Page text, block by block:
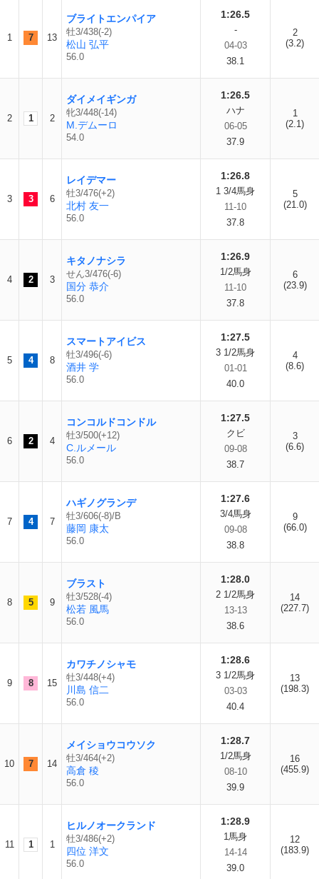
1 7 13
ブライトエンパイア
牡3/438(-2)
松山 弘平
56.0
1:26.5
-
04-03
38.1
2
(3.2)
2 1 2
ダイメイギンガ
牝3/448(-14)
M.デムーロ
54.0
1:26.5
ハナ
06-05
37.9
1
(2.1)
3 3 6
レイデマー
牡3/476(+2)
北村 友一
56.0
1:26.8
1 3/4馬身
11-10
37.8
5
(21.0)
4 2 3
キタノナシラ
せん3/476(-6)
国分 恭介
56.0
1:26.9
1/2馬身
11-10
37.8
6
(23.9)
5 4 8
スマートアイビス
牡3/496(-6)
酒井 学
56.0
1:27.5
3 1/2馬身
01-01
40.0
4
(8.6)
6 2 4
コンコルドコンドル
牡3/500(+12)
C.ルメール
56.0
1:27.5
クビ
09-08
38.7
3
(6.6)
7 4 7
ハギノグランデ
牡3/606(-8)/B
藤岡 康太
56.0
1:27.6
3/4馬身
09-08
38.8
9
(66.0)
8 5 9
ブラスト
牡3/528(-4)
松若 風馬
56.0
1:28.0
2 1/2馬身
13-13
38.6
14
(227.7)
9 8 15
カワチノシャモ
牡3/448(+4)
川島 信二
56.0
1:28.6
3 1/2馬身
03-03
40.4
13
(198.3)
10 7 14
メイショウコウソク
牡3/464(+2)
高倉 稜
56.0
1:28.7
1/2馬身
08-10
39.9
16
(455.9)
11 1 1
ヒルノオークランド
牡3/486(+2)
四位 洋文
56.0
1:28.9
1馬身
14-14
39.0
12
(183.9)